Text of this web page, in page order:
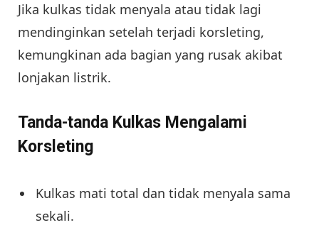
Jika kulkas tidak menyala atau tidak lagi
mendinginkan setelah terjadi korsleting,
kemungkinan ada bagian yang rusak akibat
lonjakan listrik.
Tanda-tanda Kulkas Mengalami
Korsleting
Kulkas mati total dan tidak menyala sama
sekali.